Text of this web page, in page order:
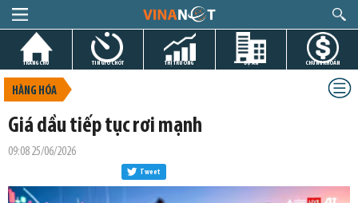
TRANG CHỦ TIN GIỜ CHÓT THỊ TRƯỜNG DỰ ÁN CHỨNG KHOÁN
HÀNG HÓA
Giá dầu tiếp tục rơi mạnh
09:08 25/06/2026
Tweet